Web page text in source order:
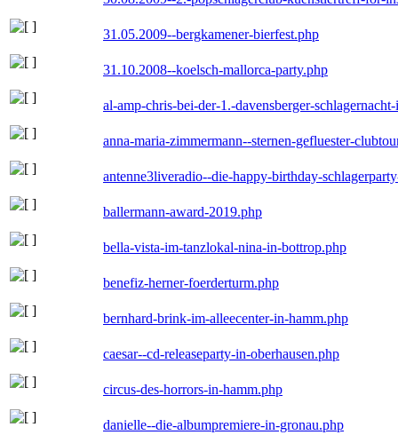
31.05.2009--bergkamener-bierfest.php
31.10.2008--koelsch-mallorca-party.php
al-amp-chris-bei-der-1.-davensberger-
anna-maria-zimmermann--sternen-gefluester-
antenne3liveradio--die-happy-birthday-
ballermann-award-2019.php
bella-vista-im-tanzlokal-nina-in-bottrop.php
benefiz-herner-foerderturm.php
bernhard-brink-im-alleecenter-in-hamm.php
caesar--cd-releaseparty-in-oberhausen.php
circus-des-horrors-in-hamm.php
danielle--die-albumpremiere-in-gronau.php